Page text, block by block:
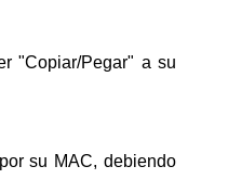
su MAC, debiendo